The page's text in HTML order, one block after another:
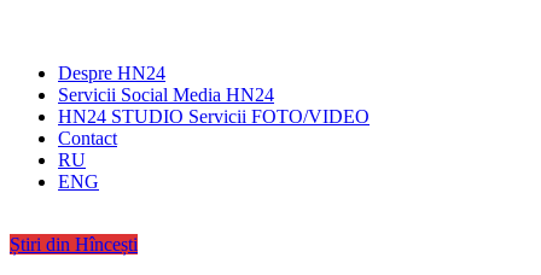
Despre HN24
Servicii Social Media HN24
HN24 STUDIO Servicii FOTO/VIDEO
Contact
RU
ENG
Știri din Hîncești